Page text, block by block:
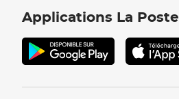
Applications La Poste